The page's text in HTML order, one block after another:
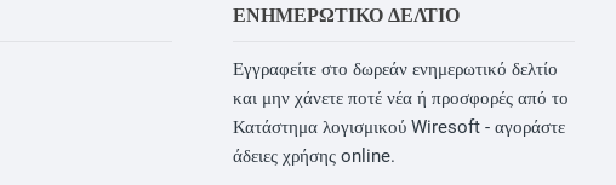
ΕΝΗΜΕΡΩΤΙΚΌ ΔΕΛΤΊΟ
Εγγραφείτε στο δωρεάν ενημερωτικό δελτίο
και μην χάνετε ποτέ νέα ή προσφορές από το
Κατάστημα λογισμικού Wiresoft - αγοράστε
άδειες χρήσης online.